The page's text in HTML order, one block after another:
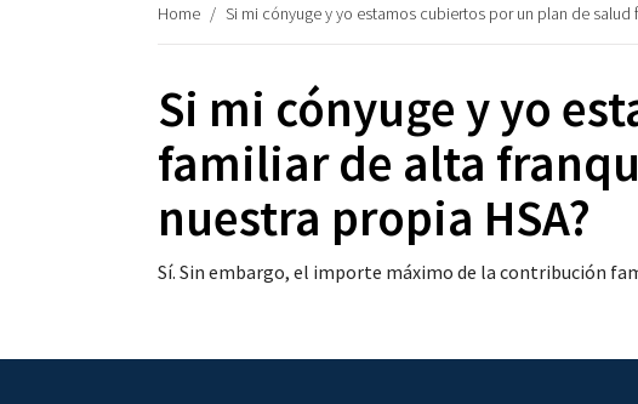
Home / Si mi cónyuge y yo estamos cubiertos por un plan de
Si mi cónyuge y yo
familiar de alta
nuestra propia HSA?
Sí. Sin embargo, el importe máximo de la contribución